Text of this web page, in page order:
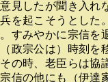
見したが聞き入れ
を起こそうとした
すみやかに宗信を
政宗公は）時刻を
の時、老臣らは協
信の他にも（伊達